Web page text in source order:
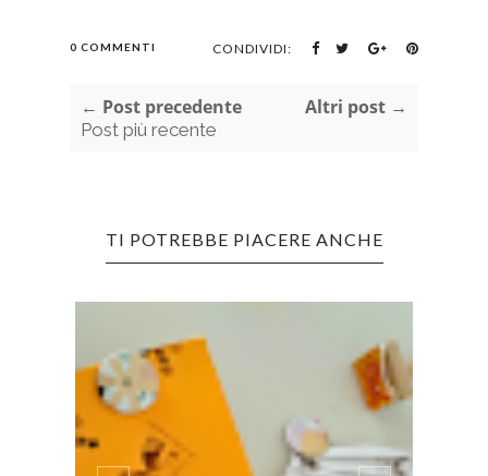
0 COMMENTI CONDIVIDI:
← Post precedente
Post più recente
Altri post →
TI POTREBBE PIACERE ANCHE